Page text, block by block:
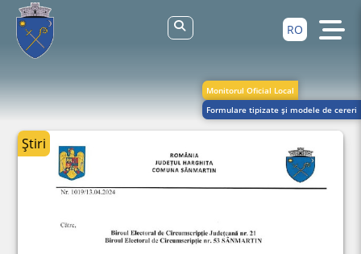
RO
Monitorul Oficial Local
Formulare tipizate și modele de cereri
Știri